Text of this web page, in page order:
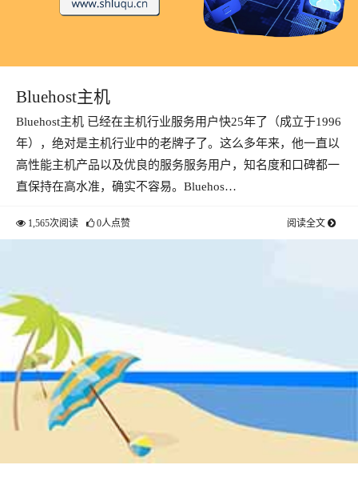
Bluehost主机
Bluehost主机 已经在主机行业服务用户快25年了（成立于1996
年），绝对是主机行业中的老牌子了。这么多年来，他一直以
高性能主机产品以及优良的服务服务用户，知名度和口碑都一
直保持在高水准，确实不容易。Bluehos…
1,565次阅读 0人点赞 阅读全文